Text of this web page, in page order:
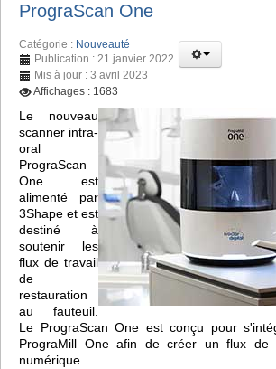
PrograScan One
Catégorie : Nouveauté
Publication : 21 janvier 2022
Mis à jour : 3 avril 2023
Affichages : 1683
Le nouveau
scanner intra-
oral
PrograScan
One est
alimenté par
3Shape et est
destiné à
soutenir les
flux de travail
de
restauration
au fauteuil.
Le PrograScan One est conçu pour
PrograMill One afin de créer un flux de
numérique.